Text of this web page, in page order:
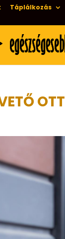
Táplálkozás